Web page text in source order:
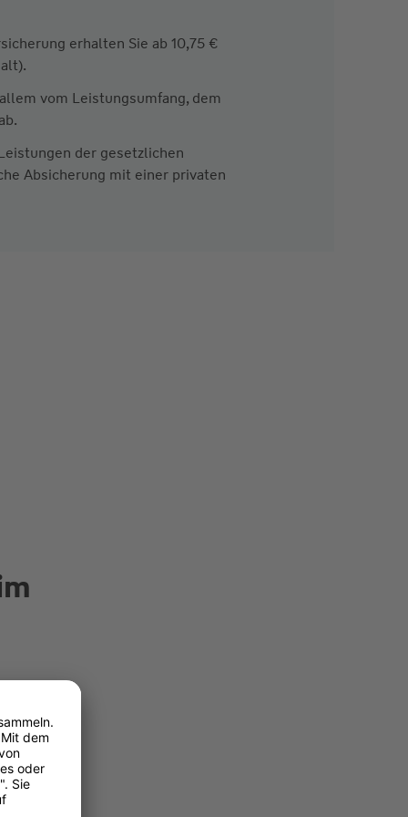
erhalten Sie ab 10,75 €
vom Leistungsumfang, dem
der gesetzlichen
Absicherung mit einer privaten